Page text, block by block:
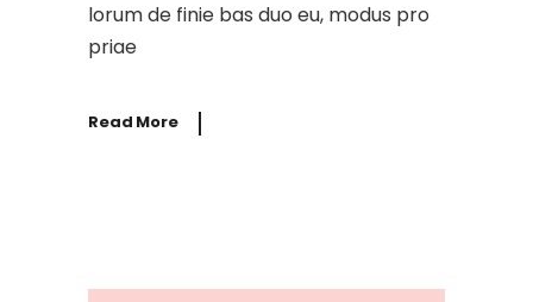
lorum de finie bas duo eu, modus pro
priae
Read More